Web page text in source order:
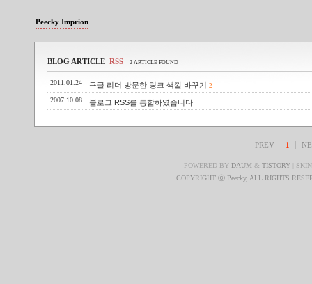
Peecky Imprion
BLOG ARTICLE RSS | 2 ARTICLE FOUND
2011.01.24 구글 리더 방문한 링크 색깔 바꾸기 2
2007.10.08 블로그 RSS를 통합하였습니다
PREV 1
POWERED BY DAUM & TISTORY |
COPYRIGHT ⓒ Peecky, ALL RIGHTS